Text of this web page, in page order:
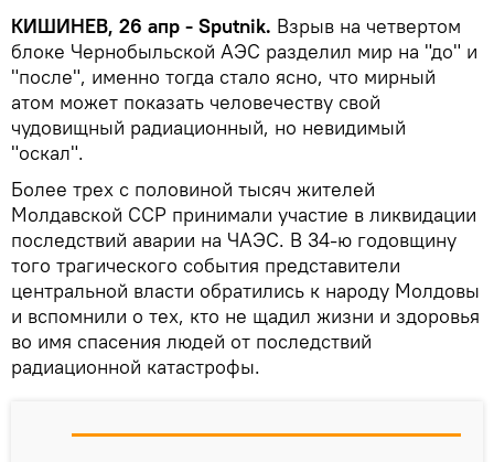
КИШИНЕВ, 26 апр - Sputnik. Взрыв на четвертом
блоке Чернобыльской АЭС разделил мир на "до" и
"после", именно тогда стало ясно, что мирный
атом может показать человечеству свой
чудовищный радиационный, но невидимый
"оскал".
Более трех с половиной тысяч жителей
Молдавской ССР принимали участие в ликвидации
последствий аварии на ЧАЭС. В 34-ю годовщину
того трагического события представители
центральной власти обратились к народу Молдовы
и вспомнили о тех, кто не щадил жизни и здоровья
во имя спасения людей от последствий
радиационной катастрофы.